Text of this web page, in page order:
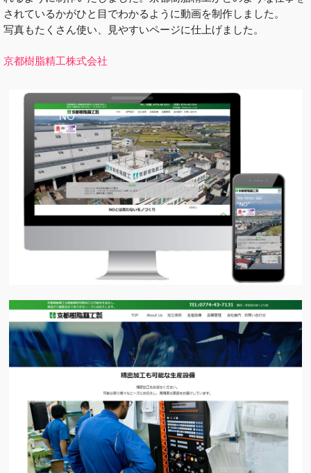
されているかがひと目でわかるように動画を制作しました。
写真もたくさん使い、見やすいページに仕上げました。
京都樹脂精工株式会社